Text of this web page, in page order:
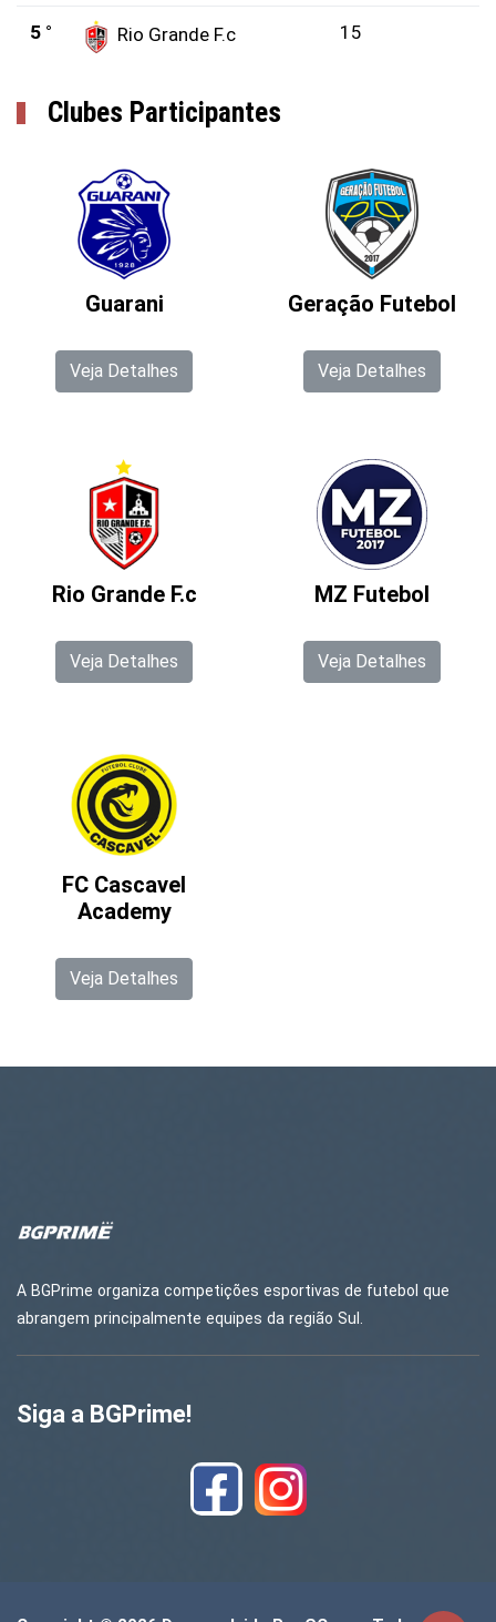
5 ° Rio Grande F.c 15
Clubes Participantes
Guarani
Veja Detalhes
Geração Futebol
Veja Detalhes
Rio Grande F.c
Veja Detalhes
MZ Futebol
Veja Detalhes
FC Cascavel
Academy
Veja Detalhes
A BGPrime organiza competições esportivas de futebol que
abrangem principalmente equipes da região Sul.
Siga a BGPrime!